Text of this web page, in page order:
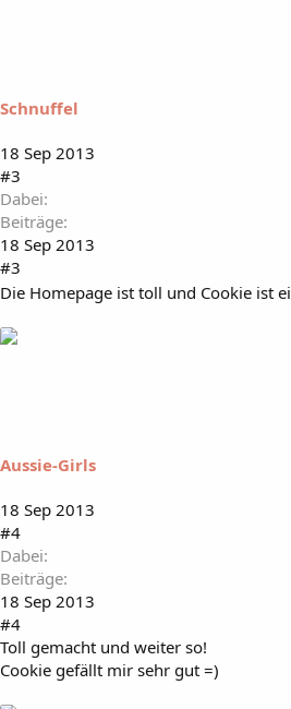
Schnuffel
18 Sep 2013
#3
Dabei
Beiträge
18 Sep 2013
#3
Die Homepage ist toll und Cookie ist
Aussie-Girls
18 Sep 2013
#4
Dabei
Beiträge
18 Sep 2013
#4
Toll gemacht und weiter so!
Cookie gefällt mir sehr gut =)